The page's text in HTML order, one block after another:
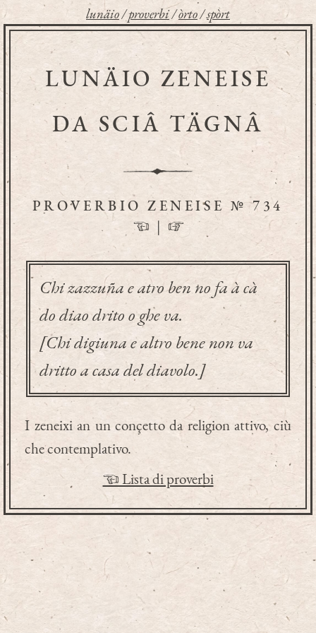
lunäio/proverbi/òrto/spòrt
LUNÄIO ZENEISE
DA SCIÂ TÄGNÂ
PROVERBIO ZENEISE № 734
☜ | ☞
Chi zazzuña e atro ben no fa à cà
do diao drito o ghe va.
[Chi digiuna e altro bene non va
dritto a casa del diavolo.]
I zeneixi an un conçetto da religion attivo, ciù
che contemplativo.
☜ Lista di proverbi